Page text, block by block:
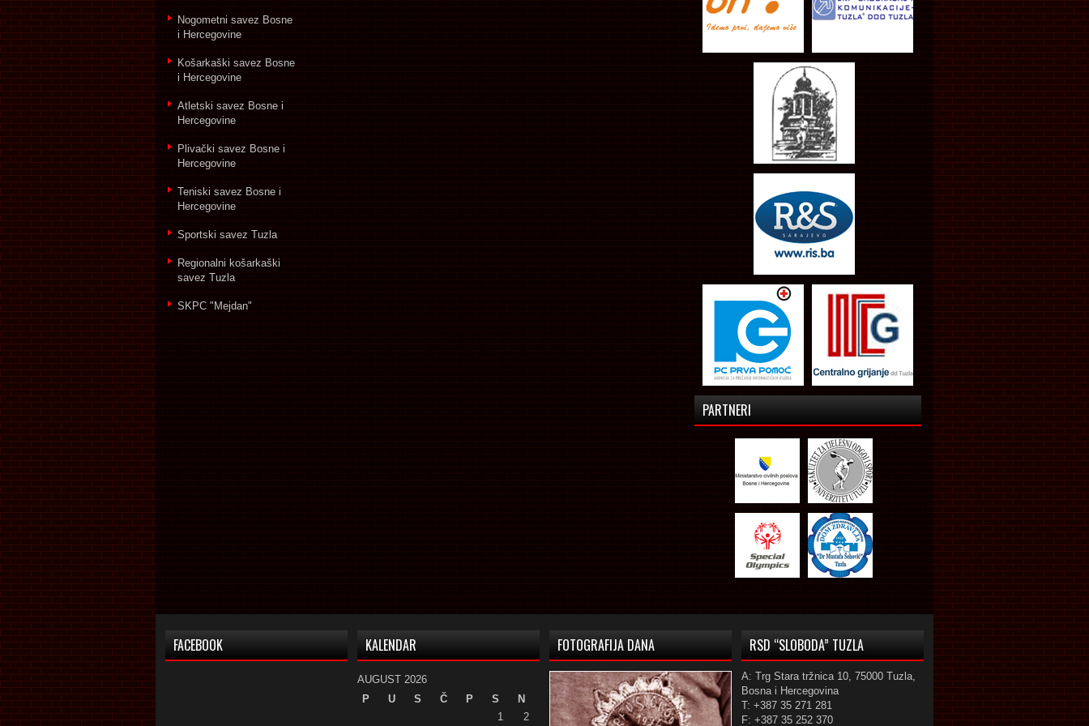
Nogometni savez Bosne
i Hercegovine
Košarkaški savez Bosne
i Hercegovine
Atletski savez Bosne i
Hercegovine
Plivački savez Bosne i
Hercegovine
Teniski savez Bosne i
Hercegovine
Sportski savez Tuzla
Regionalni košarkaški
savez Tuzla
SKPC "Mejdan"
PARTNERI
FACEBOOK KALENDAR
AUGUST 2026
P
U S Č P S
N
1
2
FOTOGRAFIJA DANA RSD “SLOBODA” TUZLA
A: Trg Stara tržnica 10, 75000 Tuzla,
Bosna i Hercegovina
T: +387 35 271 281
F: +387 35 252 370